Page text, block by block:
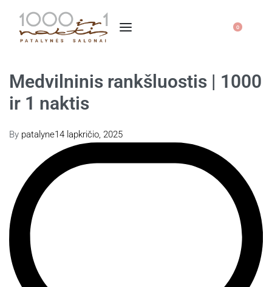
0
Medvilninis rankšluostis | 1000
ir 1 naktis
By patalyne14 lapkričio, 2025